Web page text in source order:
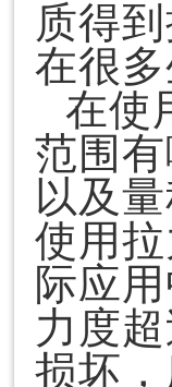
质得
在很
在使
范围
以及
使用
际应
力度
损坏